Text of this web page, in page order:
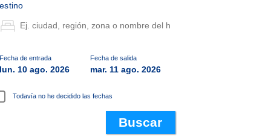
de entrada
10 ago. 2026
Fecha de salida
mar. 11 ago. 2026
Todavía no he decidido las fechas